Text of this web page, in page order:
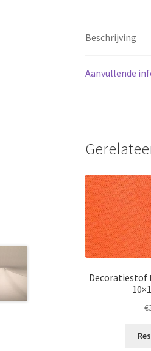
Beschrijving
Aanvullende
Decoratiestof
€